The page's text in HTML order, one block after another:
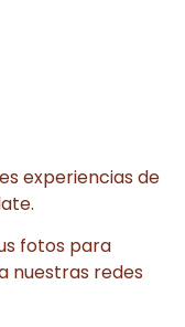
experiencias de
fotos para
nuestras redes